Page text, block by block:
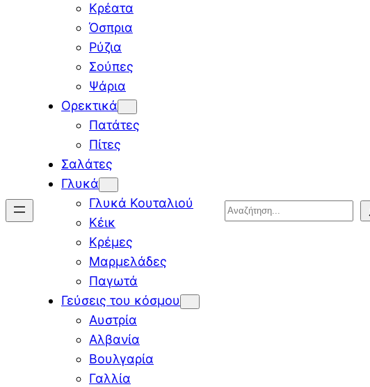
Κρέατα
Όσπρια
Ρύζια
Σούπες
Ψάρια
Ορεκτικά
Πατάτες
Πίτες
Σαλάτες
Γλυκά
Γλυκά Κουταλιού
Κέικ
Κρέμες
Μαρμελάδες
Παγωτά
Γεύσεις του κόσμου
Αυστρία
Αλβανία
Βουλγαρία
Γαλλία
Search